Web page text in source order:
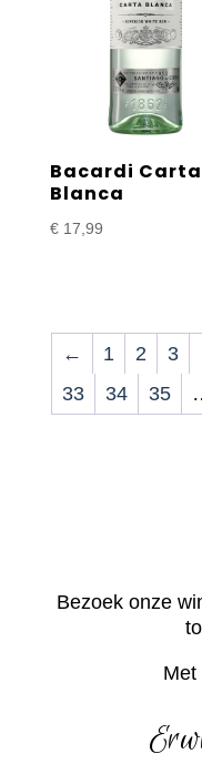
Bacardi Carta
Blanca
€17,99
← 1 2 3
33
34 35
Bezoek onze
Met